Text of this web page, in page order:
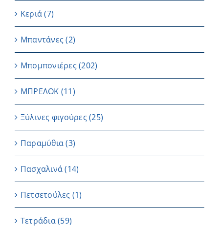
Κεριά (7)
Μπαντάνες (2)
Μπομπονιέρες(202)
ΜΠΡΕΛΟΚ (11)
Ξύλινες φιγούρες(25)
Παραμύθια (3)
Πασχαλινά (14)
Πετσετούλες (1)
Τετράδια(59)